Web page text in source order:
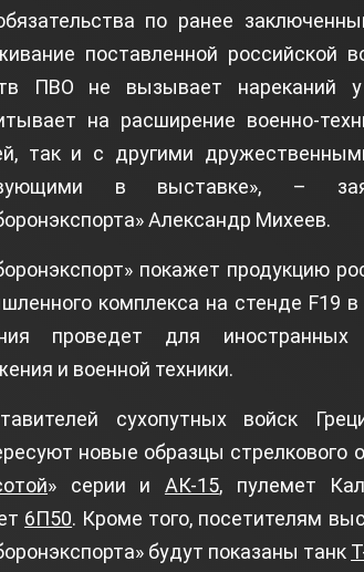
по ранее
поставленной российской
ПВО не вызывает нареканий у
на расширение военно-
так и с другими
в выставке», –
Александр Михеев.
покажет продукцию
комплекса на стенде F19
проведет для иностранных
и военной техники.
сухопутных войск
новые образцы
» серии и АК-15, пулемет
6П50. Кроме того, посетителям
будут показаны танк